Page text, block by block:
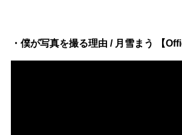
・僕が写真を撮る理由 / 月雪まう 【